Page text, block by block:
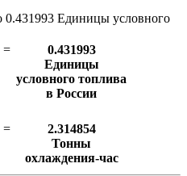
0.431993 Единицы условного
=
0.431993
Единицы
условного топлива
в России
=
2.314854
Тонны
охлаждения-час